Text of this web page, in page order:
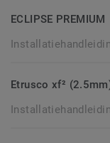
ECLIPSE PREMIUM
Etrusco xf²